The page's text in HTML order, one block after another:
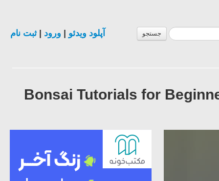
جستجو آپلود ویدئو| ورود| ثبت نام
Bonsai Tutorials for